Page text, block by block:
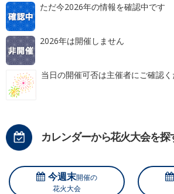
ただ今2026年の情報を確認中です
2026年は開催しません
当日の開催可否は主催者にご確認
カレンダーから花火大会を探
今週末開催の
花火大会